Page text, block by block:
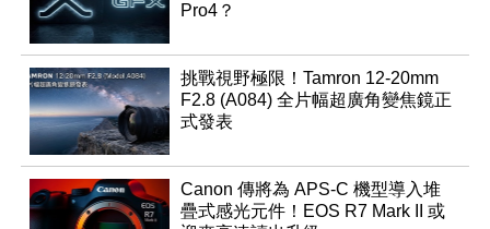
Pro4？
挑戰視野極限！Tamron 12-20mm
F2.8 (A084) 全片幅超廣角變焦鏡正
式發表
Canon 傳將為 APS-C 機型導入堆
疊式感光元件！EOS R7 Mark II 或